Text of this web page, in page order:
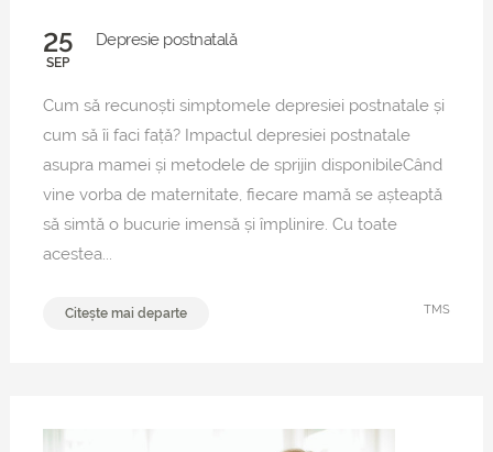
25
SEP
Depresie postnatală
Cum să recunoști simptomele depresiei postnatale și
cum să îi faci față? Impactul depresiei postnatale
asupra mamei și metodele de sprijin disponibileCând
vine vorba de maternitate, fiecare mamă se așteaptă
să simtă o bucurie imensă și împlinire. Cu toate
acestea...
Citește mai departe TMS